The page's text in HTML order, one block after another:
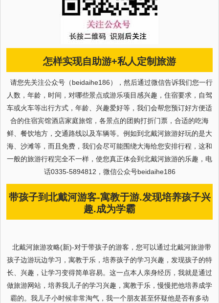
怎样实现自助游+私人定制旅游
请您先关注公众号（beidaihe186），然后通过微信告诉我们您一行
人数，年龄，时间，对哪些景点或游乐项目感兴趣，住宿要求，自驾
车或火车等出行方式，年龄、兴趣爱好等，我们会帮您预订好方便适
合的住宿宾馆酒店家庭旅馆，各景点的团购打折门票，合适的吃海
鲜、餐饮地方，交通路线以及车辆等。例如到北戴河旅游好玩的是大
海、沙滩等，而且免费，我们会尽可能围绕大海给您安排行程，这和
一般的旅游行程完全不一样，使您真正体会到北戴河旅游的乐趣，电
话0335-5894812，微信公众号beidaihe186
带孩子到北戴河游客-寓教于游.发现培养孩子兴
趣.成为学霸
北戴河旅游攻略(新)-对于带孩子的游客，您可以通过北戴河旅游带
孩子边游玩边学习，寓教于乐，培养孩子的学习兴趣，发现孩子的特
长、兴趣，让学习变得简单容易。这一点本人亲身经历，我就是通过
做旅游网站，培养我儿子的学习兴趣，寓教于乐，慢慢把他培养成学
霸的。我儿子小时候非常淘气，我一个朋友甚至怀疑他是否有多动